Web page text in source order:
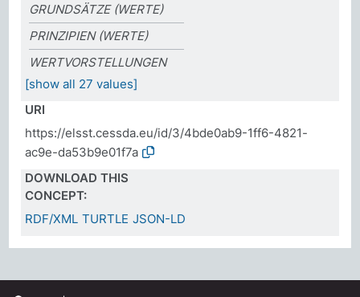
GRUNDSÄTZE (WERTE)
PRINZIPIEN (WERTE)
WERTVORSTELLUNGEN
[show all 27 values]
URI
https://elsst.cessda.eu/id/3/4bde0ab9-1ff6-4821-
ac9e-da53b9e01f7a
DOWNLOAD THIS
CONCEPT:
RDF/XML TURTLE JSON-LD